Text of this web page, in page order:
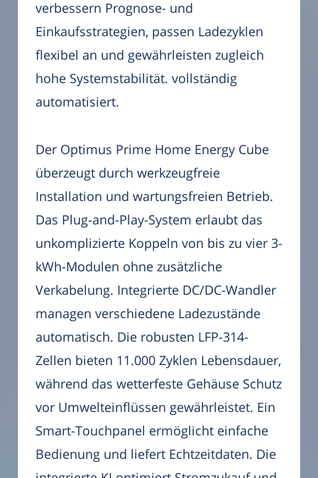
verbessern Prognose- und
Einkaufsstrategien, passen Ladezyklen
flexibel an und gewährleisten zugleich
hohe Systemstabilität. vollständig
automatisiert.
Der Optimus Prime Home Energy Cube
überzeugt durch werkzeugfreie
Installation und wartungsfreien Betrieb.
Das Plug-and-Play-System erlaubt das
unkomplizierte Koppeln von bis zu vier 3-
kWh-Modulen ohne zusätzliche
Verkabelung. Integrierte DC/DC-Wandler
managen verschiedene Ladezustände
automatisch. Die robusten LFP-314-
Zellen bieten 11.000 Zyklen Lebensdauer,
während das wetterfeste Gehäuse Schutz
vor Umwelteinflüssen gewährleistet. Ein
Smart-Touchpanel ermöglicht einfache
Bedienung und liefert Echtzeitdaten. Die